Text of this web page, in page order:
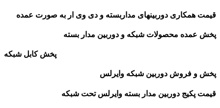
قیمت همکاری دوربینهای مداربسته و دی وی ار به صورت عمده
پخش عمده محصولات شبکه و دوربین مدار بسته
پخش کابل شبکه
پخش و فروش دوربین شبکه وایرلس
قیمت پکیج دوربین مدار بسته وایرلس تحت شبکه